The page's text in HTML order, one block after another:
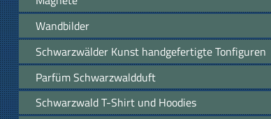
Wandbilder
Schwarzwälder Kunst handgefertigte Tonfiguren
Parfüm Schwarzwaldduft
Schwarzwald T-Shirt und Hoodies